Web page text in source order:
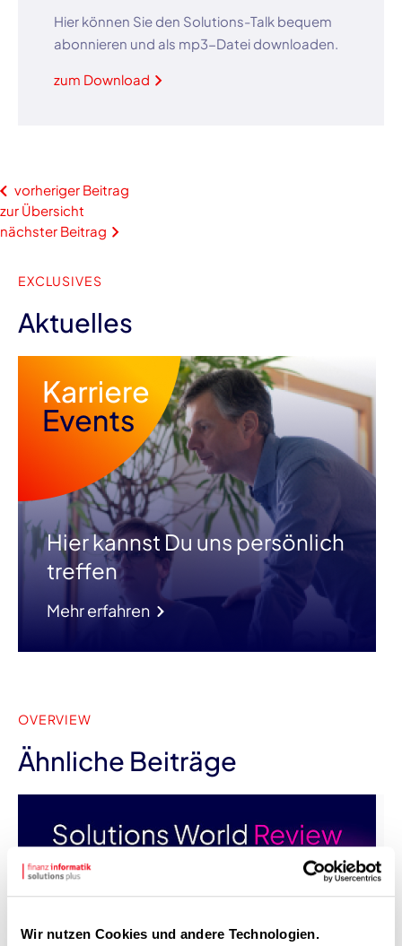
Wir nutzen Cookies und andere Technologien.
Hier können Sie den Solutions-Talk bequem
abonnieren und als mp3-Datei downloaden.
zum Download
vorheriger Beitrag
zur Übersicht
nächster Beitrag
EXCLUSIVES
Aktuelles
Hier kannst Du uns persönlich
treffen
Mehr erfahren
OVERVIEW
Ähnliche Beiträge